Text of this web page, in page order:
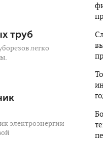
труб
легко
электроэнергии